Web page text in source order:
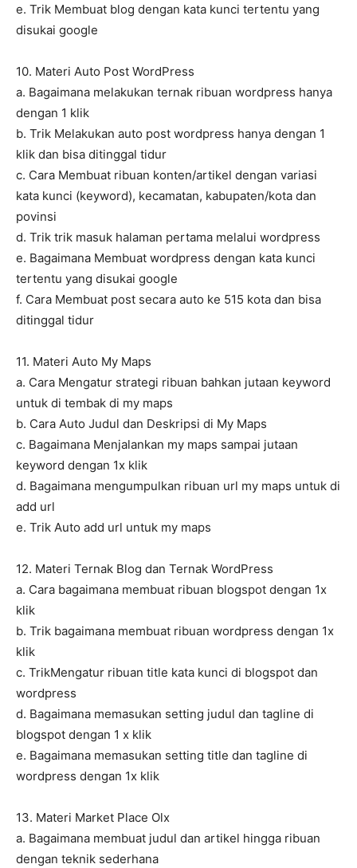
e. Trik Membuat blog dengan kata kunci tertentu yang
disukai google
10. Materi Auto Post WordPress
a. Bagaimana melakukan ternak ribuan wordpress hanya
dengan 1 klik
b. Trik Melakukan auto post wordpress hanya dengan 1
klik dan bisa ditinggal tidur
c. Cara Membuat ribuan konten/artikel dengan variasi
kata kunci (keyword), kecamatan, kabupaten/kota dan
povinsi
d. Trik trik masuk halaman pertama melalui wordpress
e. Bagaimana Membuat wordpress dengan kata kunci
tertentu yang disukai google
f. Cara Membuat post secara auto ke 515 kota dan bisa
ditinggal tidur
11. Materi Auto My Maps
a. Cara Mengatur strategi ribuan bahkan jutaan keyword
untuk di tembak di my maps
b. Cara Auto Judul dan Deskripsi di My Maps
c. Bagaimana Menjalankan my maps sampai jutaan
keyword dengan 1x klik
d. Bagaimana mengumpulkan ribuan url my maps untuk di
add url
e. Trik Auto add url untuk my maps
12. Materi Ternak Blog dan Ternak WordPress
a. Cara bagaimana membuat ribuan blogspot dengan 1x
klik
b. Trik bagaimana membuat ribuan wordpress dengan 1x
klik
c. TrikMengatur ribuan title kata kunci di blogspot dan
wordpress
d. Bagaimana memasukan setting judul dan tagline di
blogspot dengan 1 x klik
e. Bagaimana memasukan setting title dan tagline di
wordpress dengan 1x klik
13. Materi Market Place Olx
a. Bagaimana membuat judul dan artikel hingga ribuan
dengan teknik sederhana